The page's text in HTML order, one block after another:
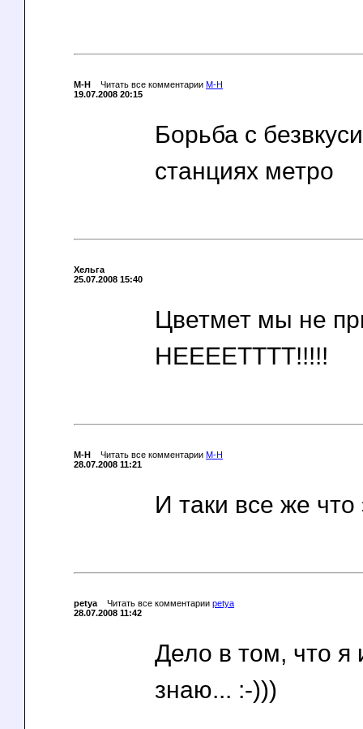
M-H Читать все комментарии M-H
19.07.2008 20:15
Борьба с
станциях метро
Хельга
25.07.2008 15:40
Цветмет мы не
НЕЕЕЕТТТТ!!!!!
M-H Читать все комментарии M-H
28.07.2008 11:21
И таки все же что
petya Читать все комментарии petya
28.07.2008 11:42
Дело в том, что я
знаю... :-)))